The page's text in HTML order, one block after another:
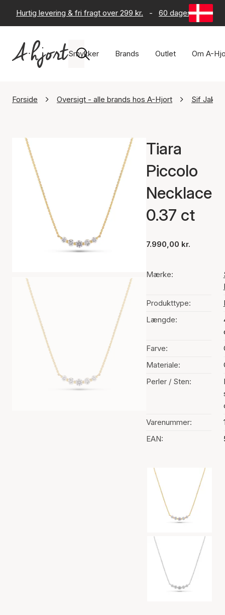
Hurtig levering & fri fragt over 299 kr. - 60 dages returret
Smykker Brands Outlet Om A-
Forside Oversigt - alle brands hos A-Hjort Sif
Tiara
Piccolo
Necklace
0.37 ct
7.990,00 kr.
Mærke:
Produkttype:
Længde:
Farve:
Materiale:
Perler / Sten:
Varenummer:
EAN:
Valg af farve